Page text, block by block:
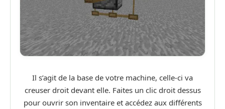
Il s’agit de la base de votre machine, celle-ci va
creuser droit devant elle. Faites un clic droit dessus
pour ouvrir son inventaire et accédez aux différents